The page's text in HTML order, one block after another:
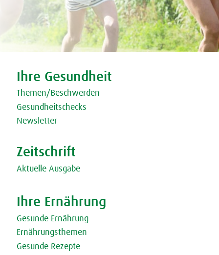
Ihre Gesundheit
Themen/Beschwerden
Gesundheitschecks
Newsletter
Zeitschrift
Aktuelle Ausgabe
Ihre Ernährung
Gesunde Ernährung
Ernährungsthemen
Gesunde Rezepte